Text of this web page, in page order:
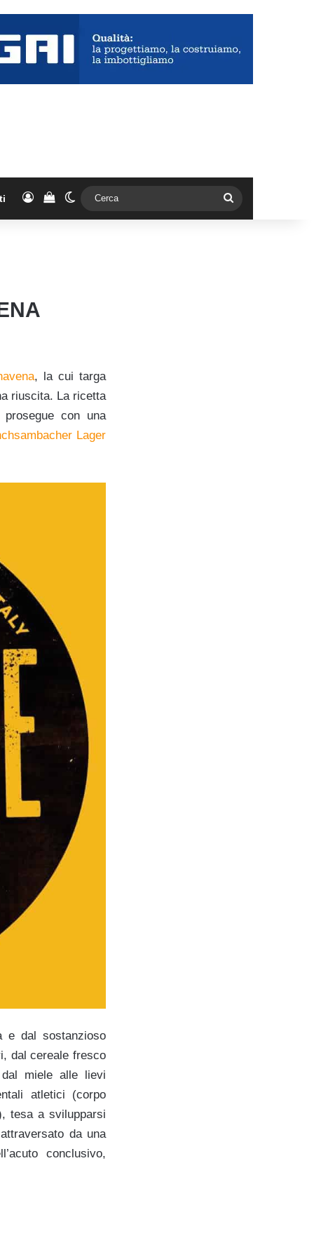
AccediVedi il carrello
Cambia aspetto
, la cui targa
riuscita. La ricetta
con una
Lager
e dal sostanzioso
dal cereale fresco
miele alle lievi
atletici (corpo
tesa a svilupparsi
da una
conclusivo,